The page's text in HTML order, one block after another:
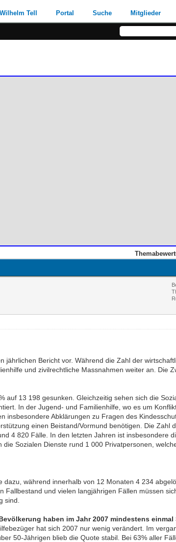
Wilhelm Tell Portal Suche Mitglieder
Bericht vor. Während die Zahl der
und zivilrechtliche Massnahmen weiter an. Die
auf 13 198 gesunken. Gleichzeitig sehen sich die
In der Jugend- und Familienhilfe, wo es um
Abklärungen zu Fragen des
einen Beistand/Vormund benötigen. Die Zahl
4 820 Fälle. In den letzten Jahren ist insbesondere
Sozialen Dienste rund 1 000 Privatpersonen,
während innerhalb von 12 Monaten 4 234
und vielen langjährigen Fällen müssen
sind.
haben im Jahr 2007 mindestens einmal
hat sich 2007 nur wenig verändert. Im
50-Jährigen blieb die Quote stabil. Bei 63% aller